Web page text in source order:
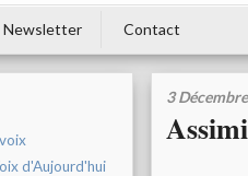
Newsletter Contact
d'Aujourd'hui
3